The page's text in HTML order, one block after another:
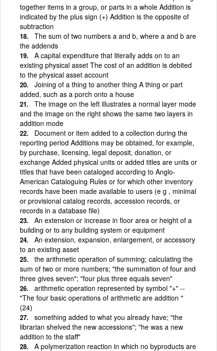
together items in a group, or parts in a whole Addition is
indicated by the plus sign (+) Addition is the opposite of
subtraction
The sum of two numbers a and b, where a and b are
the addends
A capital expenditure that literally adds on to an
existing physical asset The cost of an addition is debited
to the physical asset account
Joining of a thing to another thing A thing or part
added, such as a porch onto a house
The image on the left illustrates a normal layer mode
and the image on the right shows the same two layers in
addition mode
Document or item added to a collection during the
reporting period Additions may be obtained, for example,
by purchase, licensing, legal deposit, donation, or
exchange Added physical units or added titles are units or
titles that have been cataloged according to Anglo-
American Cataloguing Rules or for which other inventory
records have been made available to users (e g , minimal
or provisional catalog records, accession records, or
records in a database file)
An extension or increase in floor area or height of a
building or to any building system or equipment
An extension, expansion, enlargement, or accessory
to an existing asset
the arithmetic operation of summing; calculating the
sum of two or more numbers; "the summation of four and
three gives seven"; "four plus three equals seven"
arithmetic operation represented by symbol "+" --
"The four basic operations of arithmetic are addition "
(24)
something added to what you already have; "the
librarian shelved the new accessions"; "he was a new
addition to the staff"
A polymerization reaction in which no byproducts are